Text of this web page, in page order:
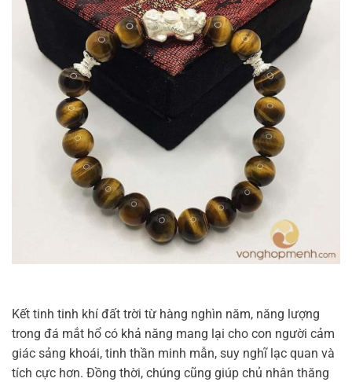
Kết tinh tinh khí đất trời từ hàng nghìn năm, năng lượng
trong đá mắt hổ có khả năng mang lại cho con người cảm
giác sảng khoái, tinh thần minh mẫn, suy nghĩ lạc quan và
tích cực hơn. Đồng thời, chúng cũng giúp chủ nhân thăng